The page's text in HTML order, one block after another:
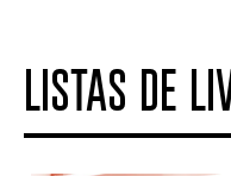
LISTAS DE